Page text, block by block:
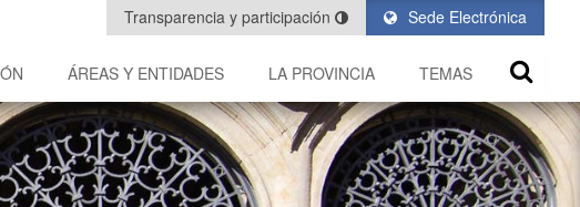
Sede Electrónica
Transparencia y participación
ÁREAS Y ENTIDADES LA PROVINCIA TEMAS